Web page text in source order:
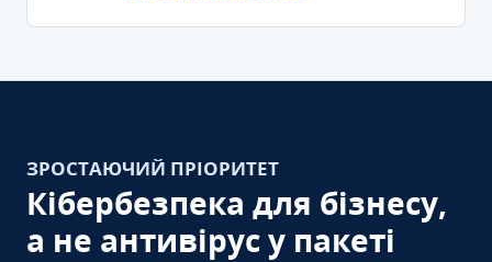
ЗРОСТАЮЧИЙ ПРІОРИТЕТ
Кібербезпека для бізнесу,
а не антивірус у пакеті